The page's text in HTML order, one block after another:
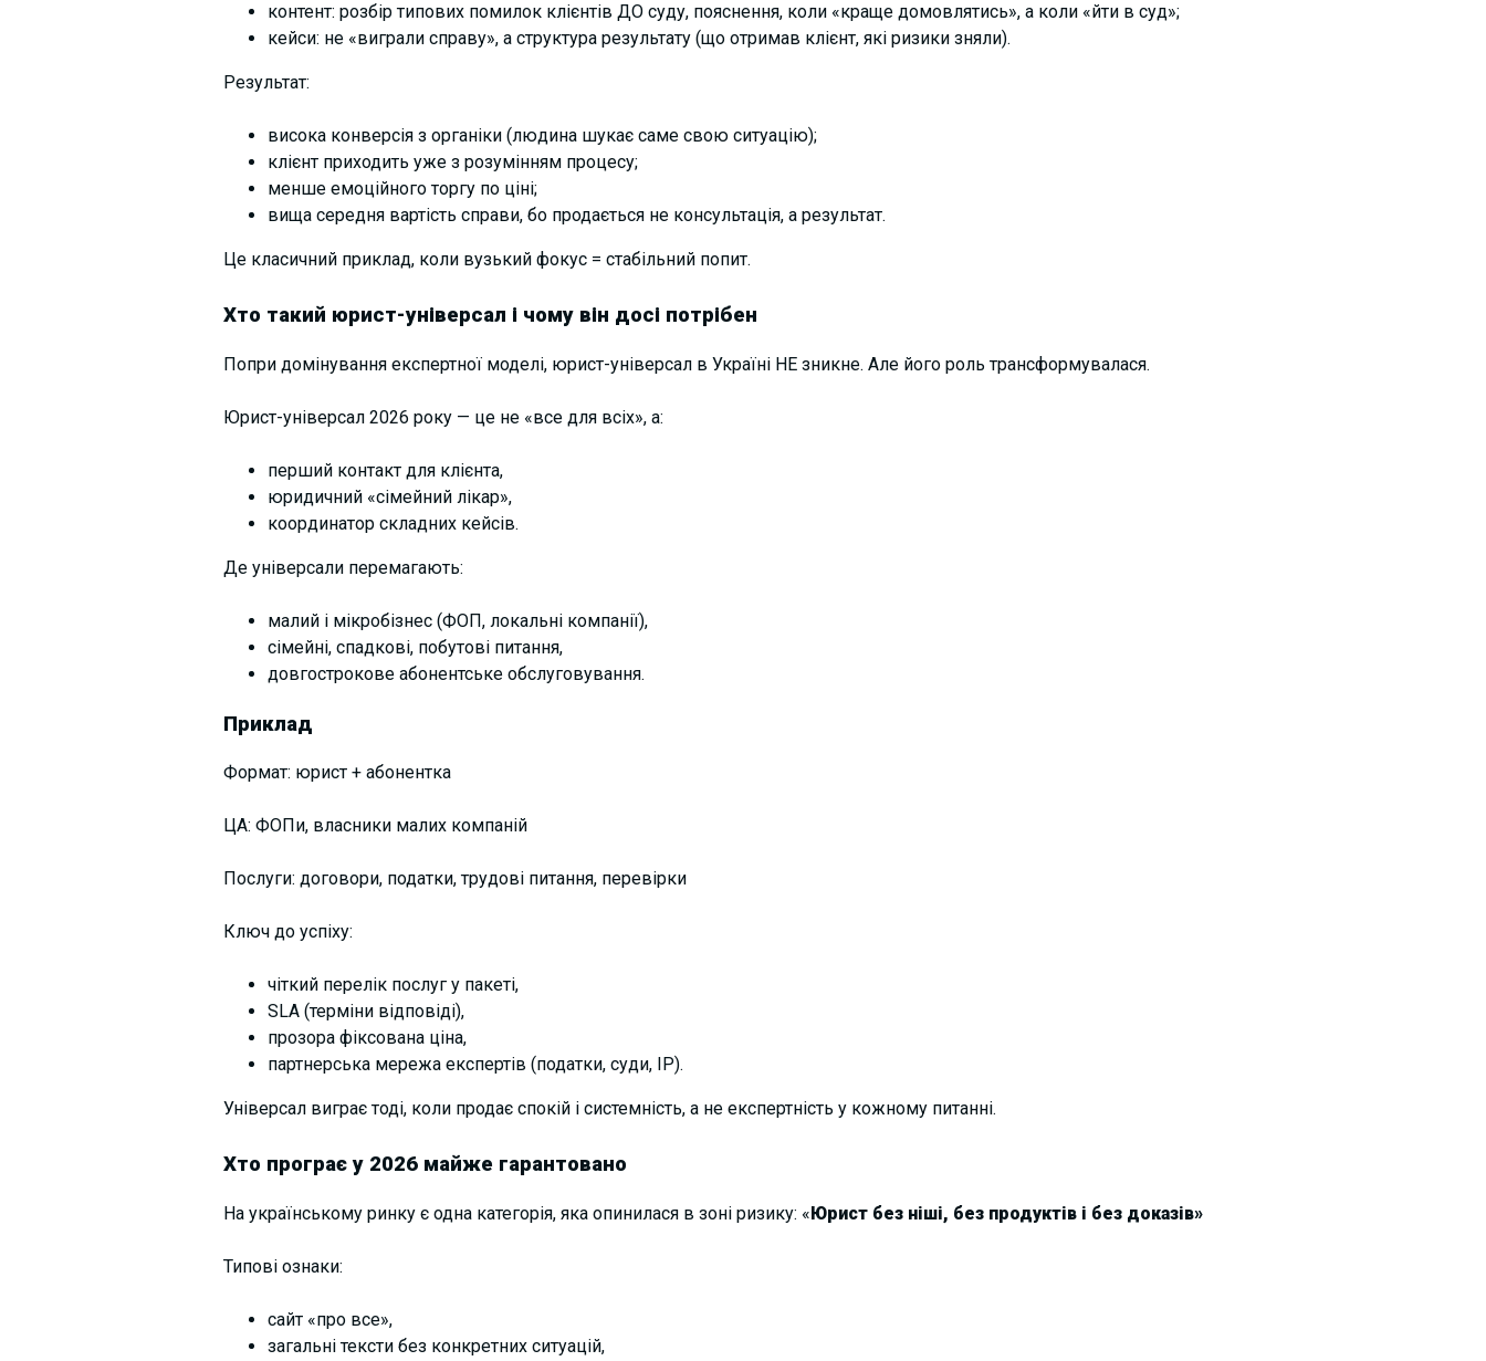
контент: розбір типових помилок клієнтів ДО суду, пояснення, коли «краще домовлятись», а коли «йти в суд»;
кейси: не «виграли справу», а структура результату (щоотримав клієнт, які ризики зняли).
Результат:
висока конверсія з органіки (людина шукає саме свою ситуацію);
клієнт приходить уже з розумінням процесу;
менше емоційного торгупо ціні;
вища середня вартість справи, бо продається не консультація, а результат.
Це класичний приклад, коли вузький фокус = стабільний попит.
Хто такий юрист-універсал і чому він досі потрібен
Попри домінування експертної моделі, юрист-універсал в Україні НЕ зникне. Але його роль трансформувалася.
Юрист-універсал 2026 року — це не «все для всіх», а:
перший контакт для клієнта,
юридичний «сімейний лікар»,
координатор складних кейсів.
Де універсали перемагають:
малий і мікробізнес (ФОП, локальні компанії),
сімейні, спадкові, побутові питання,
довгострокове абонентське обслуговування.
Приклад
Формат: юрист + абонентка
ЦА: ФОПи, власники малих компаній
Послуги: договори, податки, трудові питання, перевірки
Ключ до успіху:
чіткий перелік послуг у пакеті,
SLA (терміни відповіді),
прозора фіксована ціна,
партнерська мережа експертів (податки, суди, IP).
Універсал виграє тоді, коли продає спокій і системність, а не експертність у кожному питанні.
Хто програє у 2026 майже гарантовано
На українському ринку є одна категорія, яка опинилася в зоні ризику: «Юрист без ніші, без продуктів і бездоказів»
Типові ознаки:
сайт «про все»,
загальні тексти без конкретних ситуацій,